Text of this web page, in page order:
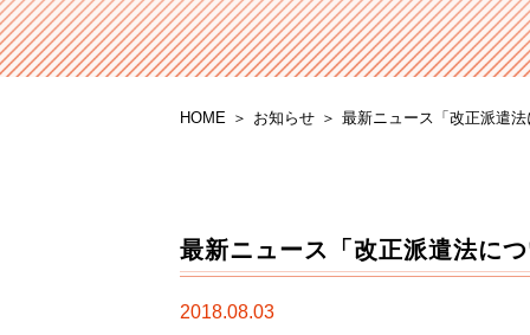
HOME お知らせ 最新ニュース「改正派遣
最新ニュース「改正派遣法に
2018.08.03